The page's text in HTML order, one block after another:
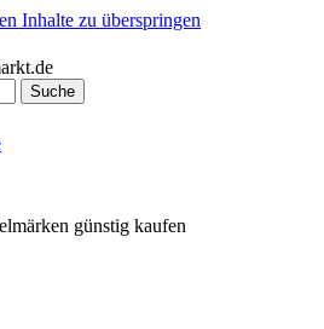
Inhalte zu überspringen
günstig kaufen